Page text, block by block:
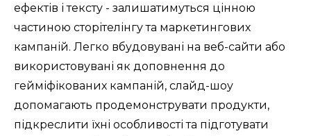
ефектів і тексту - залишатимуться цінною
частиною сторітелінгу та маркетингових
кампаній. Легко вбудовувані на веб-сайти або
використовувані як доповнення до
гейміфікованих кампаній, слайд-шоу
допомагають продемонструвати продукти,
підкреслити їхні особливості та підготувати